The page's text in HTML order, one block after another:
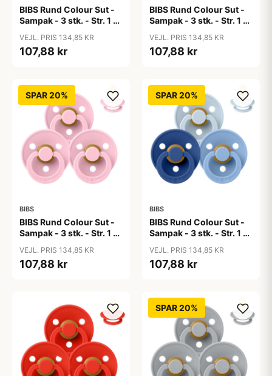
BIBS Rund Colour Sut -
Sampak - 3 stk. - Str. 1 -
VEJL. PRIS 134,85 KR
107,88 kr
BIBS Rund Colour Sut -
Sampak - 3 stk. - Str. 1 -
VEJL. PRIS 134,85 KR
107,88 kr
SPAR 20%
BIBS
BIBS Rund Colour Sut -
Sampak - 3 stk. - Str. 1 -
VEJL. PRIS 134,85 KR
107,88 kr
SPAR 20%
BIBS
BIBS Rund Colour Sut -
Sampak - 3 stk. - Str. 1 -
VEJL. PRIS 134,85 KR
107,88 kr
SPAR 20%